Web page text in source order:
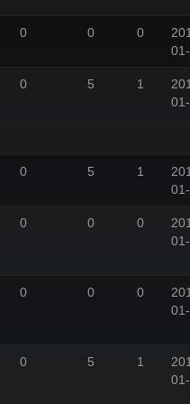
0 0 0
0 5 1
0 5 1
0 0 0
0 0 0
0 5 1